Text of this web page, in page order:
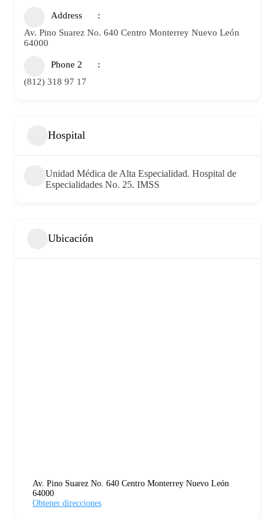
Address
Av. Pino Suarez No. 640 Centro Monterrey Nuevo León
64000
Phone 2
(812) 318 97 17
Hospital
Unidad Médica de Alta Especialidad. Hospital de
Especialidades No. 25. IMSS
Ubicación
Av. Pino Suarez No. 640 Centro Monterrey Nuevo León
64000
Obtener direcciones